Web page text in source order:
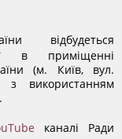
відбудеться
в приміщенні
(м. Київ, вул.
використанням
каналі Ради